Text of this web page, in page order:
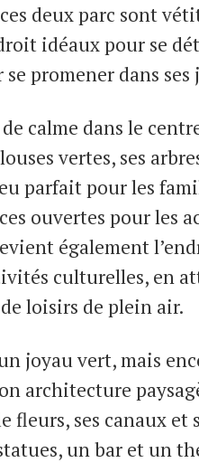
deux parc sont
idéaux pour se
promener dans
calme dans le
vertes, ses
parfait pour les
ouvertes pour les
également
culturelles, en
loisirs de plein air.
joyau vert, mais
architecture
fleurs, ses canaux
un bar et un